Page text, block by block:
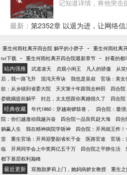
记知道详情，将他突击
途。 从此，他从乡、
大胆开拓进取，走向仕
最新： 第2352章 以退为进，让网络
出抉择
重生何雨柱离开四合院 躺平的小胖子 - 重生何雨柱离
txt下载 - 重生何雨柱离开四合院最新章节 - 好看的都
站内强推 武道凌天 贞观小闲王 凡人的骄傲 从
后，我一路飞升
混沌天帝诀 我也是皇叔 官场：美
欲：从乡镇到省委大院
天灾第十年跟我去种田 四合
娄晓娥提前躺平
封总，太太想跟你离婚很久了 四合院
经典收藏 年代1960：穿越南锣鼓巷， 四合院：最强
院：你们越激动我越兴奋
四合院一品良民赵大海 四合
躺赢人生
我在精神病院学斩神 四合院：开局就王炸
堂
重生官场：开局迎娶副省长千金 医路官途 官场：
临
开局同学会上中奖两亿五千万 四合院之平静生活
都下基层权利巅峰
最近更新 双胞胎萝莉上门，她妈病娇女教授 重生